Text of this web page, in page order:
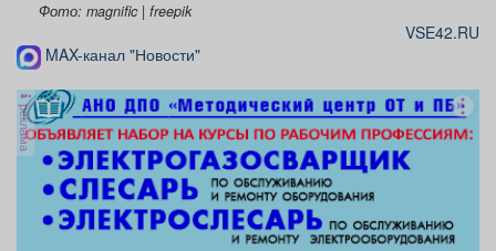
Фото: magnific | freepik
VSE42.RU
MAX-канал "Новости"
реклама